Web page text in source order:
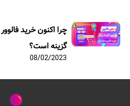
چرا اکنون خرید
گزینه است؟
08/02/2023